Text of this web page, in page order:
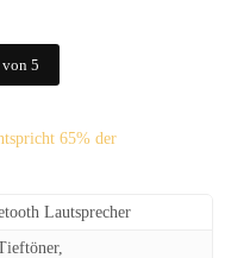
5
65% der
Lautsprecher